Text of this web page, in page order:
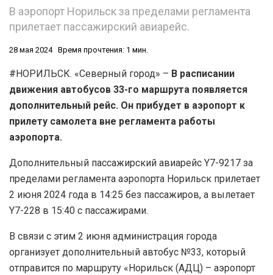
В аэропорт Норильск за пределами регламента
прилетает пассажирский авиарейс.
28 мая 2024 Время прочтения: 1 мин.
#НОРИЛЬСК. «Северный город» – В расписании
движения автобусов 33-го маршрута появляется
дополнительный рейс. Он прибудет в аэропорт к
прилету самолета вне регламента работы
аэропорта.
Дополнительный пассажирский авиарейс Y7-9217 за
пределами регламента аэропорта Норильск прилетает
2 июня 2024 года в 14:25 без пассажиров, а вылетает
Y7-228 в 15:40 с пассажирами.
В связи с этим 2 июня администрация города
организует дополнительный автобус №33, который
отправится по маршруту «Норильск (АДЦ) – аэропорт